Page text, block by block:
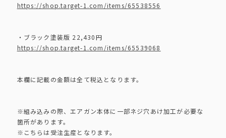
https://shop.target-1.com/items/65538556
・ブラック塗装版 22,430円
https://shop.target-1.com/items/65539068
本欄に記載の金額は全て税込となります。
※組み込みの際、エアガン本体に一部ネジ穴あけ加工が必要な
箇所があります。
※こちらは受注生産となります。